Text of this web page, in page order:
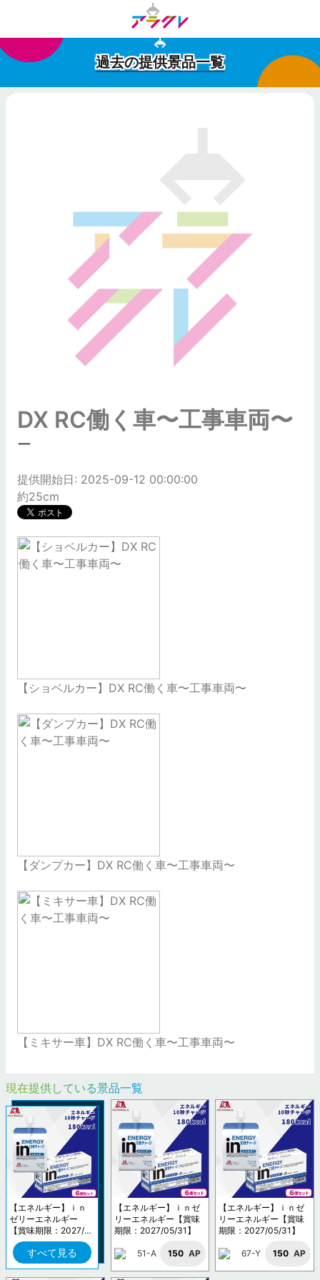
過去の提供景品一覧
DX RC働く車〜工事車両〜
ー
提供開始日: 2025-09-12 00:00:00
約25cm
【ショベルカー】DX RC働く車〜工事車両〜
【ダンプカー】DX RC働く車〜工事車両〜
【ミキサー車】DX RC働く車〜工事車両〜
現在提供している景品一覧
【エネルギー】ｉｎ
ゼリーエネルギー
【賞味期限：2027/0
5/31】
すべて見る
【エネルギー】ｉｎゼ
リーエネルギー【賞味
期限：2027/05/31】
51-A 150 AP
【エネルギー】ｉｎゼ
リーエネルギー【賞味
期限：2027/05/31】
67-Y 150 AP